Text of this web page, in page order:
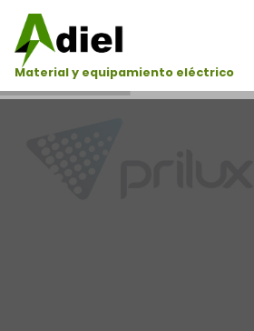
Material y equipamiento eléctrico
Material y equipamiento eléctrico